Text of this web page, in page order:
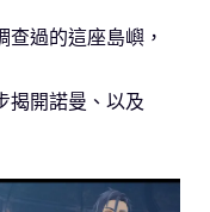
過的這座島嶼，
揭開諾曼、以及